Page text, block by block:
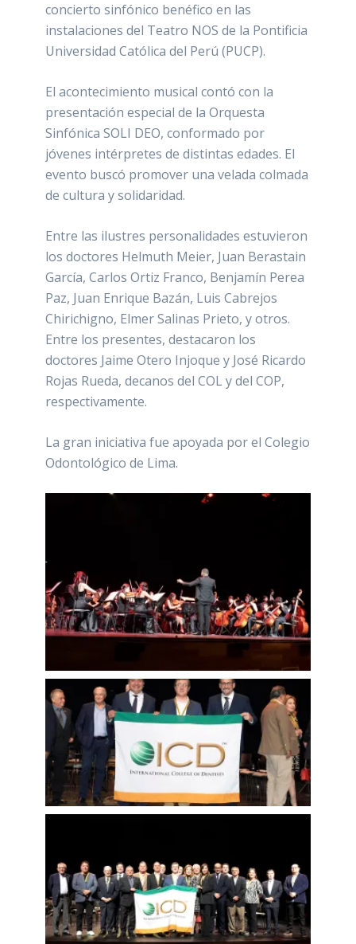
concierto sinfónico benéfico en las
instalaciones del Teatro NOS de la Pontificia
Universidad Católica del Perú (PUCP).
El acontecimiento musical contó con la
presentación especial de la Orquesta
Sinfónica SOLI DEO, conformado por
jóvenes intérpretes de distintas edades. El
evento buscó promover una velada colmada
de cultura y solidaridad.
Entre las ilustres personalidades estuvieron
los doctores Helmuth Meier, Juan Berastain
García, Carlos Ortiz Franco, Benjamín Perea
Paz, Juan Enrique Bazán, Luis Cabrejos
Chirichigno, Elmer Salinas Prieto, y otros.
Entre los presentes, destacaron los
doctores Jaime Otero Injoque y José Ricardo
Rojas Rueda, decanos del COL y del COP,
respectivamente.
La gran iniciativa fue apoyada por el Colegio
Odontológico de Lima.